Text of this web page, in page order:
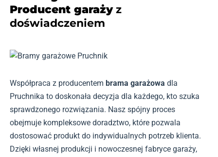
Producent garażyz
doświadczeniem
Współpraca z producentem brama garażowa dla
Pruchnika to doskonała decyzja dla każdego, kto szuka
sprawdzonego rozwiązania. Nasz spójny proces
obejmuje kompleksowe doradztwo, które pozwala
dostosować produkt do indywidualnych potrzeb klienta.
Dzięki własnej produkcji i nowoczesnej fabryce garaży,